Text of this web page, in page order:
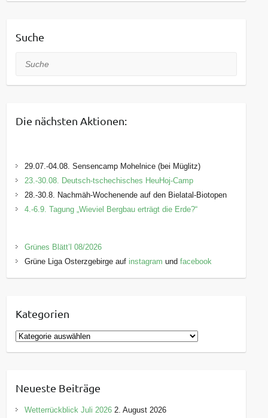
Suche
Suche
Die nächsten Aktionen:
29.07.-04.08. Sensencamp Mohelnice (bei Müglitz)
23.-30.08. Deutsch-tschechisches HeuHoj-Camp
28.-30.8. Nachmäh-Wochenende auf den Bielatal-Biotopen
4.-6.9. Tagung „Wieviel Bergbau erträgt die Erde?“
Grünes Blätt’l 08/2026
Grüne Liga Osterzgebirge auf instagram undfacebook
Kategorien
K
a
g
o
Neueste Beiträge
Wetterrückblick Juli 2026 2. August 2026